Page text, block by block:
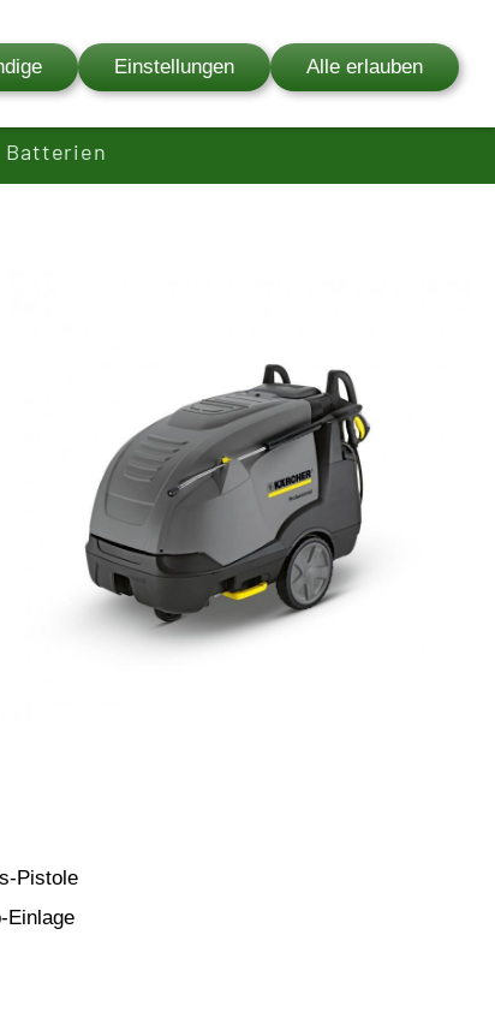
Ersatzteilservice Bewertungen
Batterien
Pistole
Einlage
Einstellungen Alle erlauben